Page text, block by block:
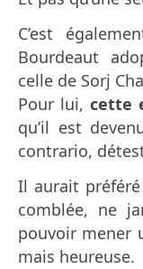
C’est
Bourdeaut
celle de Sorj
Pour lui,cette
qu’il est
contrario,
Il aurait
comblée, ne
pouvoir mener
mais heureuse.